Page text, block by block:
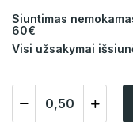
Siuntimas
60€
Visi užsakymai